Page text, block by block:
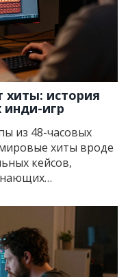
история
инди-игр
из 48-часовых
хиты вроде
кейсов,